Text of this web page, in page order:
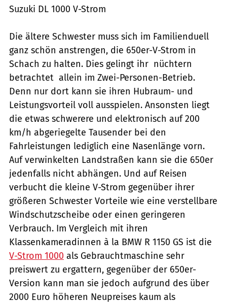
Suzuki DL 1000 V-Strom
Die ältere Schwester muss sich im Familienduell
ganz schön anstrengen, die 650er-V-Strom in
Schach zu halten. Dies gelingt ihr  nüchtern
betrachtet  allein im Zwei-Personen-Betrieb.
Denn nur dort kann sie ihren Hubraum- und
Leistungsvorteil voll ausspielen. Ansonsten liegt
die etwas schwerere und elektronisch auf 200
km/h abgeriegelte Tausender bei den
Fahrleistungen lediglich eine Nasenlänge vorn.
Auf verwinkelten Landstraßen kann sie die 650er
jedenfalls nicht abhängen. Und auf Reisen
verbucht die kleine V-Strom gegenüber ihrer
größeren Schwester Vorteile wie eine verstellbare
Windschutzscheibe oder einen geringeren
Verbrauch. Im Vergleich mit ihren
Klassenkameradinnen à la BMW R 1150 GS ist die
V-Strom 1000 als Gebrauchtmaschine sehr
preiswert zu ergattern, gegenüber der 650er-
Version kann man sie jedoch aufgrund des über
2000 Euro höheren Neupreises kaum als